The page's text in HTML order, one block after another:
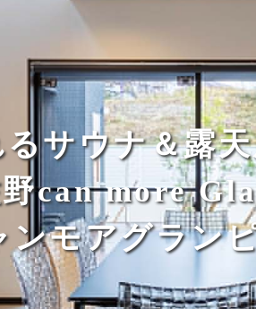
サウナ＆露
can more
ンモアグラン